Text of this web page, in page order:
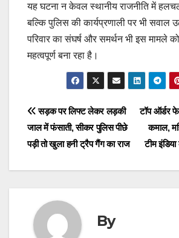
यह घटना न केवल स्थानीय राजनीति में
बल्कि पुलिस की कार्यप्रणाली पर भी सवाल
परिवार का संघर्ष और समर्थन भी इस मामले
महत्वपूर्ण बना रहा है।
Post
navigation
टॉप ऑर्डर
कमाल,
टीम
सड़क पर लिफ्ट लेकर लड़की
जाल में फंसाती, सीकर पुलिस पीछे
पड़ी तो खुला हनी ट्रैप गैंग का राज
By